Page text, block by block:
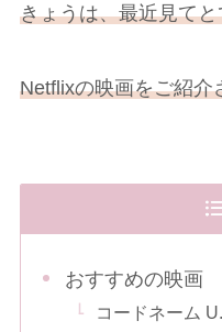
きょうは、最近見て
Netflixの映画をご紹介
おすすめの映画
コードネーム